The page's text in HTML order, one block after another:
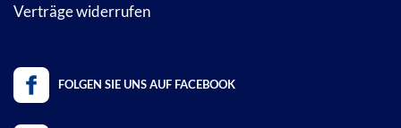
Verträge widerrufen
FOLGEN SIE UNS AUF FACEBOOK